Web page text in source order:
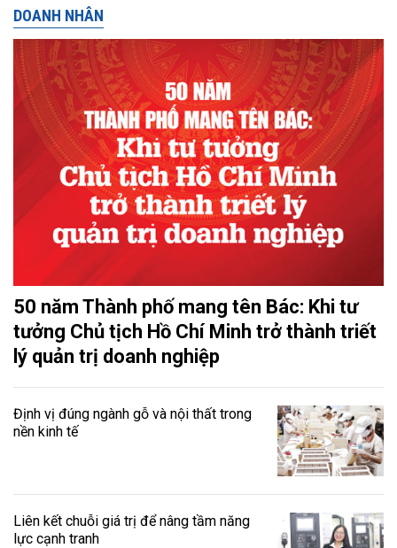
DOANH NHÂN
50 năm Thành phố mang tên Bác: Khi tư
tưởng Chủ tịch Hồ Chí Minh trở thành triết
lý quản trị doanh nghiệp
Định vị đúng ngành gỗ và nội thất trong
nền kinh tế
Liên kết chuỗi giá trị để nâng tầm năng
lực cạnh tranh